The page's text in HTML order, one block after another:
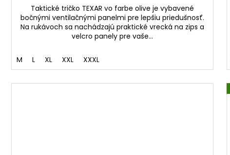
Taktické tričko TEXAR vo farbe olive je vybavené
bočnými ventilačnými panelmi pre lepšiu priedušnosť.
Na rukávoch sa nachádzajú praktické vrecká na zips a
velcro panely pre vaše...
M L XL XXL XXXL